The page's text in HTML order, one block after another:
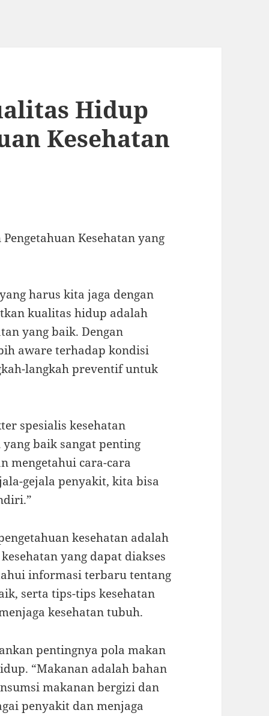
Hidup
Kesehatan
Kesehatan yang
harus kita jaga dengan
kualitas hidup adalah
yang baik. Dengan
aware terhadap kondisi
langkah preventif untuk
spesialis kesehatan
baik sangat penting
mengetahui cara-cara
gejala penyakit, kita bisa
kesehatan adalah
yang dapat diakses
informasi terbaru tentang
serta tips-tips kesehatan
kesehatan tubuh.
pentingnya pola makan
“Makanan adalah bahan
makanan bergizi dan
penyakit dan menjaga